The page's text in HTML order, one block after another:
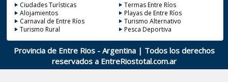
Ciudades Turísticas
Termas Entre Ríos
Alojamientos
Playas de Entre Ríos
Carnaval de Entre Ríos
Turismo Alternativo
Turismo Rural
Pesca Deportiva
Provincia de Entre Rios - Argentina | Todos los derechos
reservados a EntreRiostotal.com.ar